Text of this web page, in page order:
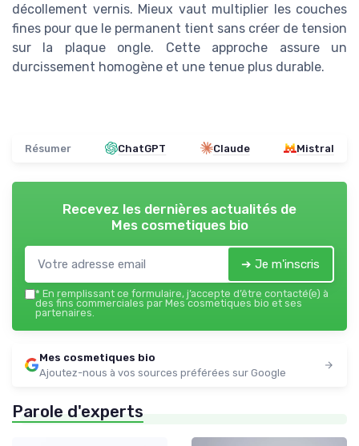
décollement vernis. Mieux vaut multiplier les couches
fines pour que le permanent tient sans créer de tension
sur la plaque ongle. Cette approche assure un
durcissement homogène et une tenue plus durable.
Résumer ChatGPT Claude Mistral
Recevez les dernières actualités de
Mes cosmetiques bio
➔ Je m'inscris
* En remplissant ce formulaire, j’accepte d’être contacté(e) à
des fins commerciales par Mes cosmetiques bio et ses
partenaires.
Mes cosmetiques bio
Ajoutez-nous à vos sources préférées sur Google
Parole d'experts